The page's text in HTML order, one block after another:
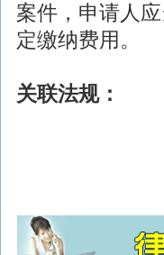
案件，申请人
定缴纳费用。
关联法规：